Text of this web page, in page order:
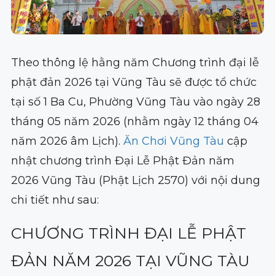
Theo thông lệ hằng năm Chương trình đại lễ
phật đản 2026 tại Vũng Tàu sẽ được tổ chức
tại số 1 Ba Cu, Phường Vũng Tàu vào ngày 28
tháng 05 năm 2026 (nhằm ngày 12 tháng 04
năm 2026 âm Lịch). Ăn Chơi Vũng Tàu cập
nhật chương trình Đại Lễ Phật Đản năm
2026 Vũng Tàu (Phật Lịch 2570) với nội dung
chi tiết như sau:
CHƯƠNG TRÌNH ĐẠI LỄ PHẬT
ĐẢN NĂM 2026 TẠI VŨNG TÀU